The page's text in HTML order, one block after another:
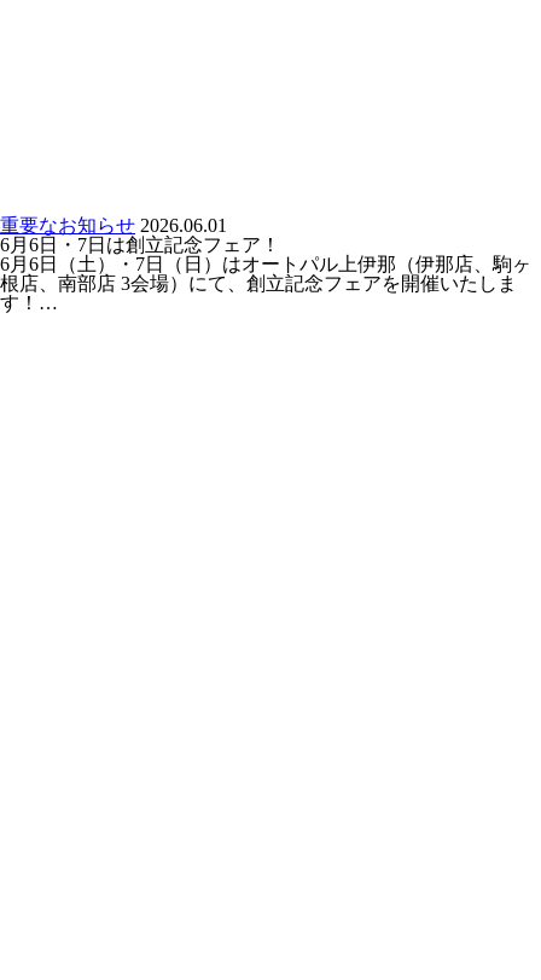
重要なお知らせ 2026.06.01
6月6日・7日は創立記念フェア！
6月6日（土）・7日（日）はオートパル上伊那（伊那店、駒ヶ
根店、南部店 3会場）にて、創立記念フェアを開催いたしま
す！…